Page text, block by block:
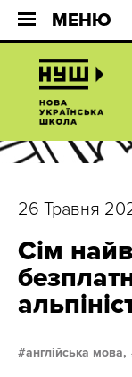
МЕНЮ
26 Травня
Сім
англійська мова,